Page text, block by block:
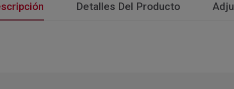
Detalles Del Producto